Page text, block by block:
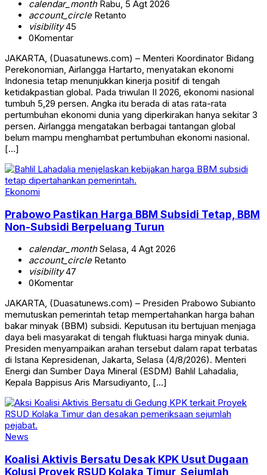
calendar_monthRabu, 5 Agt 2026
account_circleRetanto
visibility45
0Komentar
JAKARTA, (Duasatunews.com) – Menteri Koordinator Bidang
Perekonomian, Airlangga Hartarto, menyatakan ekonomi
Indonesia tetap menunjukkan kinerja positif di tengah
ketidakpastian global. Pada triwulan II 2026, ekonomi nasional
tumbuh 5,29 persen. Angka itu berada di atas rata-rata
pertumbuhan ekonomi dunia yang diperkirakan hanya sekitar 3
persen. Airlangga mengatakan berbagai tantangan global
belum mampu menghambat pertumbuhan ekonomi nasional.
[…]
Ekonomi
Prabowo Pastikan Harga BBM Subsidi Tetap, BBM
Non-Subsidi Berpeluang Turun
calendar_monthSelasa, 4 Agt 2026
account_circleRetanto
visibility47
0Komentar
JAKARTA, (Duasatunews.com) – Presiden Prabowo Subianto
memutuskan pemerintah tetap mempertahankan harga bahan
bakar minyak (BBM) subsidi. Keputusan itu bertujuan menjaga
daya beli masyarakat di tengah fluktuasi harga minyak dunia.
Presiden menyampaikan arahan tersebut dalam rapat terbatas
di Istana Kepresidenan, Jakarta, Selasa (4/8/2026). Menteri
Energi dan Sumber Daya Mineral (ESDM) Bahlil Lahadalia,
Kepala Bappisus Aris Marsudiyanto, […]
News
Koalisi Aktivis Bersatu Desak KPK Usut Dugaan
Kolusi Proyek RSUD Kolaka Timur, Sejumlah